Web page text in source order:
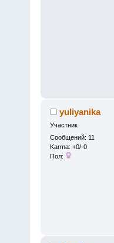
yuliyanika
Участник
Сообщений: 11
Karma: +0/-0
Пол: